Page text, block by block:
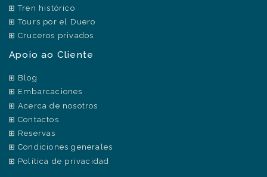
Tren histórico
Tours por el Duero
Cruceros privados
Apoio ao Cliente
Blog
Embarcaciones
Acerca de nosotros
Contactos
Reservas
Condiciones generales
Política de privacidad